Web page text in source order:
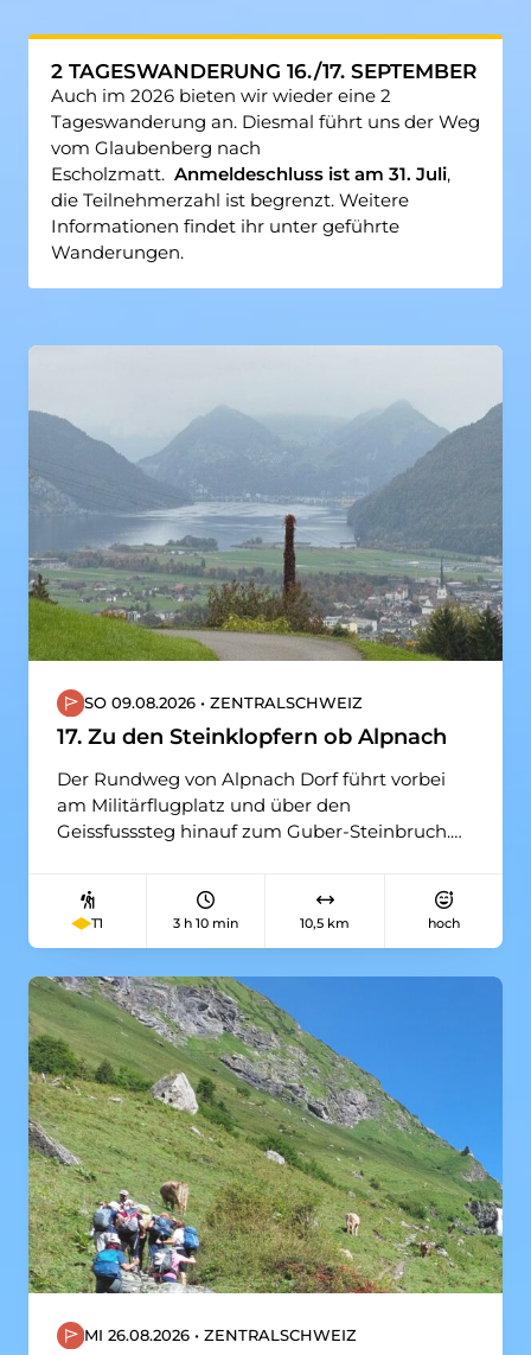
2 TAGESWANDERUNG 16./17. SEPTEMBER
Auch im 2026 bieten wir wieder eine 2
Tageswanderung an. Diesmal führt uns der Weg
vom Glaubenberg nach
Escholzmatt. Anmeldeschluss ist am 31. Juli,
die Teilnehmerzahl ist begrenzt. Weitere
Informationen findet ihr unter geführte
Wanderungen.
SO 09.08.2026 • ZENTRALSCHWEIZ
17. Zu den Steinklopfern ob Alpnach
Der Rundweg von Alpnach Dorf führt vorbei
am Militärflugplatz und über den
Geissfusssteg hinauf zum Guber-Steinbruch.
schon von Weitem hörbar ist. Viele
Pflastersteine in Schweizer Altstädten
Guberweid Grillplatz rasten und das
Mittagessen einnehmen. Auf dem Rückweg
erinnert der Sentiero dei Cavatori an die
italienischen Steinarbeiter und führt über die
Piazzetta degli Emigranti zurück nach Alpnach
Dorf.
T1 3 h 10 min 10,5 km hoch
MI 26.08.2026 • ZENTRALSCHWEIZ